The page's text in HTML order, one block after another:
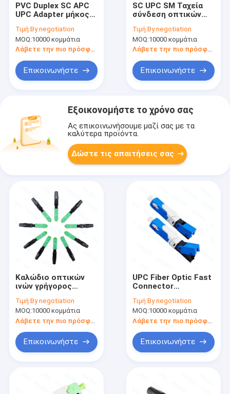
PVC Duplex SC APC
UPC Adapter μήκος
1650nm για
τηλεπικοινωνίες
Τιμή:By negotiation
MOQ:10000 κομμάτια
Λάβετε την πιο πρόσφατη τιμή
Επικοινωνήστε
SC UPC SM Ταχεία
σύνδεση οπτικών
απώλεια εισαγωγής
FTTH ταχεία
σύνδεση
Τιμή:By negotiation
MOQ:10000 κομμάτια
Λάβετε την πιο πρόσφατη τιμή
Επικοινωνήστε
Εξοικονομήστε το χρόνο σας
Ας επικοινωνήσουμε μαζί σας με τα
καλύτερα προϊόντα.
Δώστε τις απαιτήσεις σας
Καλώδιο οπτικών
ινών γρήγορος
μεμονωμένου
τρόπου FTTH SC
UPC γρήγορος
σύνδεσμος
Τιμή:By negotiation
MOQ:10000 κομμάτια
Λάβετε την πιο πρόσφατη τιμή
Επικοινωνήστε
UPC Fiber Optic Fast
Connector
γρήγορος σύνδεσμος
Τιμή:By negotiation
MOQ:10000 κομμάτια
Επικοινωνήστε